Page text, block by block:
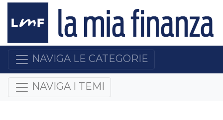
NAVIGA LE CATEGORIE
NAVIGA I TEMI